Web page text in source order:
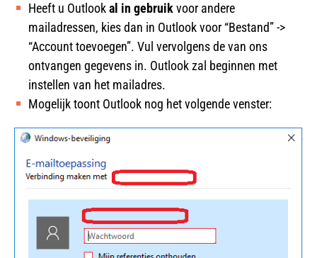
Heeft u Outlookal in gebruikvoor andere
mailadressen, kies dan in Outlook voor “Bestand” ->
“Account toevoegen”. Vul vervolgens de van ons
ontvangen gegevens in. Outlook zal beginnen met
instellen van het mailadres.
Mogelijk toont Outlook nog het volgende venster: